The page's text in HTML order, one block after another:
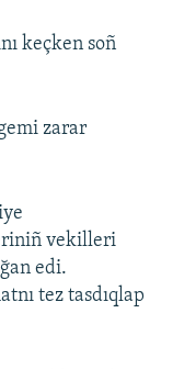
keçken soñ
zarar
vekilleri
edi.
tez tasdıqlap